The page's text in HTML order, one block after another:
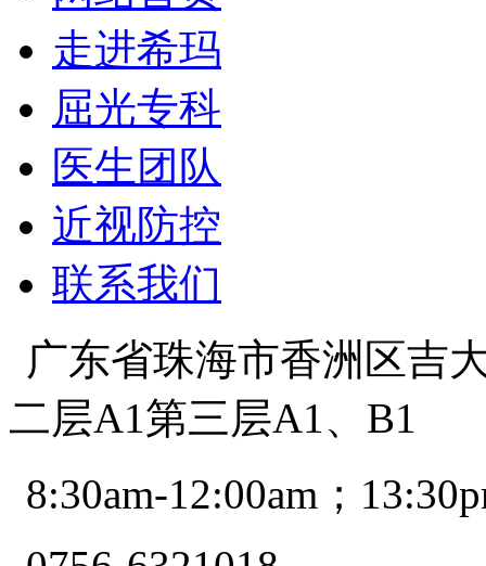
走进希玛
屈光专科
医生团队
近视防控
联系我们
广东省珠海市香洲区吉
二层A1第三层A1、B1
8:30am-12:00am；